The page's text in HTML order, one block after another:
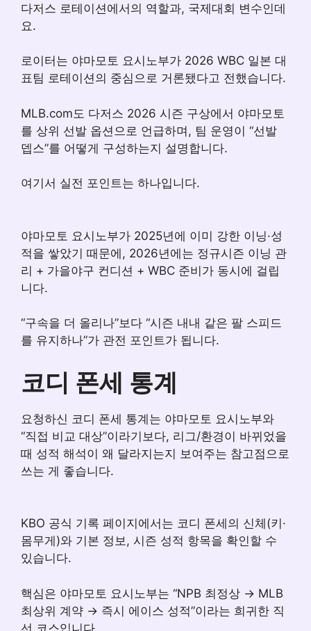
다저스 로테이션에서의 역할과, 국제대회 변수인데
요.
로이터는 야마모토 요시노부가 2026 WBC 일본 대
표팀 로테이션의 중심으로 거론됐다고 전했습니다.
MLB.com도 다저스 2026 시즌 구상에서 야마모토
를 상위 선발 옵션으로 언급하며, 팀 운영이 “선발
뎁스”를 어떻게 구성하는지 설명합니다.
여기서 실전 포인트는 하나입니다.
야마모토 요시노부가 2025년에 이미 강한 이닝·성
적을 쌓았기 때문에, 2026년에는 정규시즌 이닝 관
리 + 가을야구 컨디션 + WBC 준비가 동시에 걸립
니다.
“구속을 더 올리나”보다 “시즌 내내 같은 팔 스피드
를 유지하나”가 관전 포인트가 됩니다.
코디 폰세 통계
요청하신 코디 폰세 통계는 야마모토 요시노부와
“직접 비교 대상”이라기보다, 리그/환경이 바뀌었을
때 성적 해석이 왜 달라지는지 보여주는 참고점으로
쓰는 게 좋습니다.
KBO 공식 기록 페이지에서는 코디 폰세의 신체(키·
몸무게)와 기본 정보, 시즌 성적 항목을 확인할 수
있습니다.
핵심은 야마모토 요시노부는 “NPB 최정상 → MLB
최상위 계약 → 즉시 에이스 성적”이라는 희귀한 직
선 코스입니다.